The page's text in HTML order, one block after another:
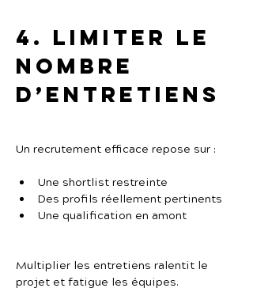
4. Limiter le
nombre
d’entretiens
Un recrutement efficace repose sur :
Une shortlist restreinte
Des profils réellement pertinents
Une qualification en amont
Multiplier les entretiens ralentit le
projet et fatigue les équipes.